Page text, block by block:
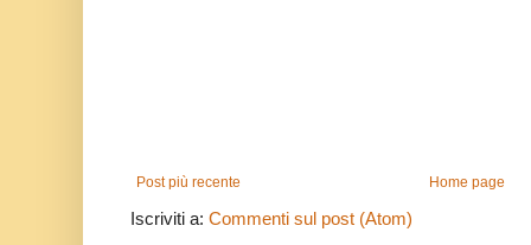
Post più recente Home page
Iscriviti a: Commenti sul post (Atom)